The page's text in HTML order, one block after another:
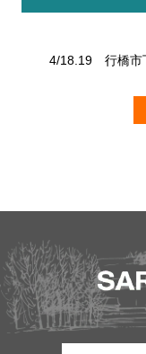
4/18.19 行橋市